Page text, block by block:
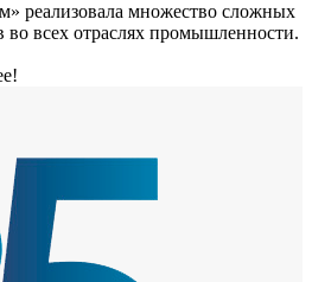
реализовала множество сложных
всех отраслях промышленности.